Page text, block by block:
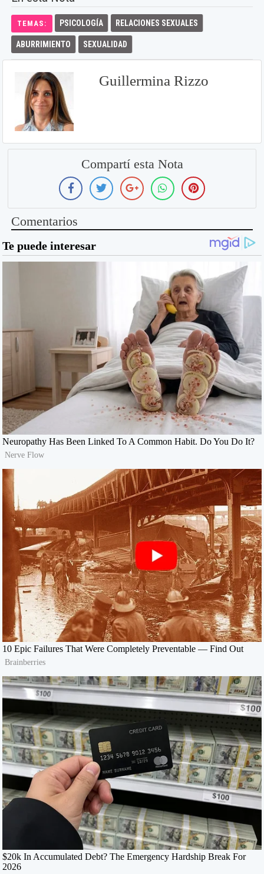
TEMAS: PSICOLOGÍA RELACIONES SEXUALES
ABURRIMIENTO SEXUALIDAD
Guillermina Rizzo
Compartí esta Nota
Comentarios